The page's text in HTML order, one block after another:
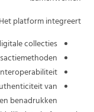
platform integreert:
collecties
van
benadrukken